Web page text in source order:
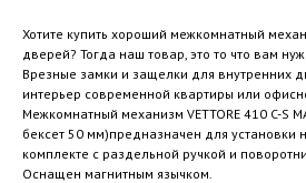
Хотите купить хороший межкомнатный
дверей? Тогда наш товар, это то что вам
Врезные замки и защелки для внутренних
интерьер современной квартиры или
Межкомнатный механизм VETTORE 410 C-S
бексет 50 мм)предназначен для
комплекте с раздельной ручкой и
Оснащен магнитным язычком.